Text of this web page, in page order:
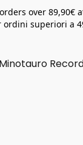
over 89,90€
superiori a
Minotauro